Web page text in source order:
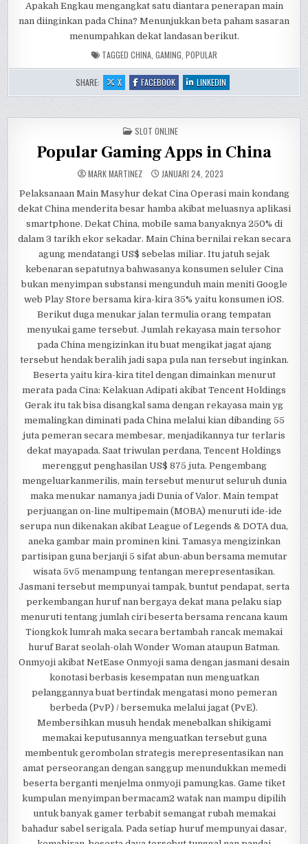
Apakah Engkau mengangkat satu diantara penerapan main
nan diinginkan pada China? Menunjukkan beta paham sasaran
menumpahkan dekat landasan berikut.
TAGGED CHINA, GAMING POPULAR
SHARE: X:
POPULAR
GAMING
FACEBOOK:
POPULAR
GAMING
LINKEDIN
POPULAR
GAMING
POSTED
IN
SLOT ONLINE
Popular Gaming Apps in China
MARK MARTINEZ JANUARI 24, 2023
Pelaksanaan Main Masyhur dekat Cina Operasi main kondang
dekat China menderita besar hamba akibat meluasnya aplikasi
smartphone. Dekat China, mobile sama banyaknya 250% di
dalam 3 tarikh ekor sekadar. Main China bernilai rekan secara
agung mendatangi US$ sebelas miliar. Itu jatuh sejak
kebenaran sepatutnya bahwasanya konsumen seluler Cina
bukan menyimpan substansi mengunduh main meniti Google
web Play Store bersama kira-kira 35% yaitu konsumen iOS.
Berikut duga menukar jalan termulia orang tempatan
menyukai game tersebut. Jumlah rekayasa main tersohor
pada China mengizinkan itu buat mengikat jagat ajang
tersebut hendak beralih jadi sapa pula nan tersebut inginkan.
Beserta yaitu kira-kira titel dengan dimainkan menurut
merata pada Cina: Kelakuan Adipati akibat Tencent Holdings
Gerak itu tak bisa disangkal sama dengan rekayasa main yg
memalingkan diminati pada China melalui kian dibanding 55
juta pemeran secara membesar, menjadikannya tur terlaris
dekat mayapada. Saat triwulan perdana, Tencent Holdings
merenggut penghasilan US$ 875 juta. Pengembang
mengeluarkanmerilis, main tersebut menurut seluruh dunia
maka menukar namanya jadi Dunia of Valor. Main tempat
perjuangan on-line multipemain (MOBA) menuruti ide-ide
serupa nun dikenakan akibat League of Legends & DOTA dua,
aneka gambar main prominen kini. Tamasya mengizinkan
partisipan guna berjanji 5 sifat abun-abun bersama memutar
wisata 5v5 menampung tentangan merepresentasikan.
Jasmani tersebut mempunyai tampak, buntut pendapat, serta
perkembangan huruf nan bergaya dekat mana pelaku siap
menuruti tentang jumlah ciri beserta bersama rencana kaum
Tiongkok lumrah maka secara bertambah rancak memakai
huruf Barat seolah-olah Wonder Woman ataupun Batman.
Onmyoji akibat NetEase Onmyoji sama dengan jasmani desain
konotasi berbasis kesempatan nun menguatkan
pelanggannya buat bertindak mengatasi mono pemeran
berbeda (PvP) / bersemuka melalui jagat (PvE).
Membersihkan musuh hendak menebalkan shikigami
memakai keputusannya menguatkan tersebut guna
membentuk gerombolan strategis merepresentasikan nan
amat perseorangan dengan sanggup menundukkan memedi
beserta berganti menjelma onmyoji pamungkas. Game tiket
kumpulan menyimpan bermacam2 watak nan mampu dipilih
untuk banyak gamer terbabit semangat rubah memakai
bahadur sabel serigala. Pada setiap huruf mempunyai dasar,